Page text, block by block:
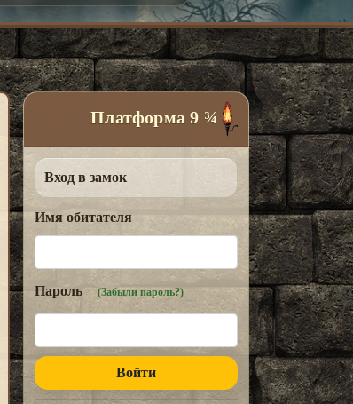
Платформа 9 ¾
Вход в замок
Имя обитателя
Пароль (Забыли пароль?)